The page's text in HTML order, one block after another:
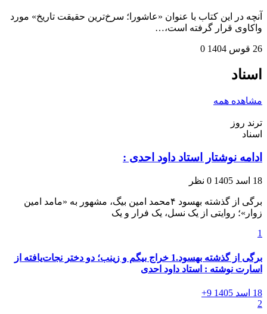
آنچه در این کتاب با عنوان «عاشورا؛ سرخ‌ترین حقیقت تاریخ» مورد
واکاوی قرار گرفته است،…
26 قوس 1404 0
اسناد
مشاهده همه
ترند روز
اسناد
ادامه نوشتار استاد داود احدی :
18 اسد 1405 0 نظر
برگی از گذشته بهسود ۴محمد امین بیگ، مشهور به «مامد امین
زوار»؛ روایتی از یک نسل، یک فرار و یک
1
برگی از گذشته بهسود.1 خراج بیگم و زینب؛ دو دختر نجات‌یافته از
اسارت نوشته : استاد داود احدی
18 اسد 1405
9+
2